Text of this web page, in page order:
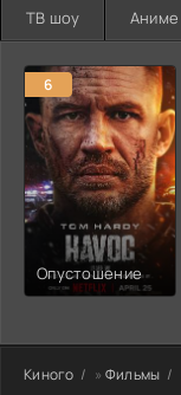
ТВ шоу Аниме
6
Опустошение
Киного » Фильмы